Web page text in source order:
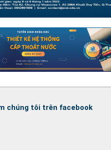
chúng tôi trên facebook